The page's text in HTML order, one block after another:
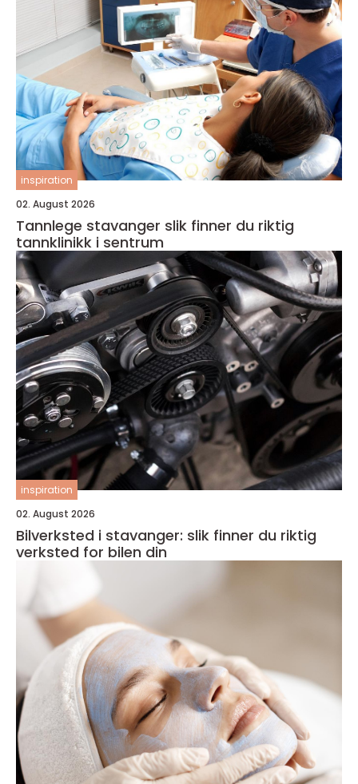
inspiration
02. August 2026
Tannlege stavanger slik finner du riktig
tannklinikk i sentrum
inspiration
02. August 2026
Bilverksted i stavanger: slik finner du riktig
verksted for bilen din